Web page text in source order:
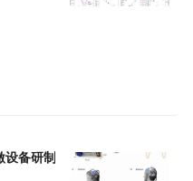
设备研制成功